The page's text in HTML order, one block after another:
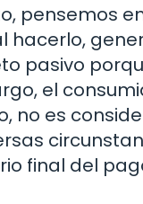
pensemos
hacerlo,
pasivo
el
no es
final del